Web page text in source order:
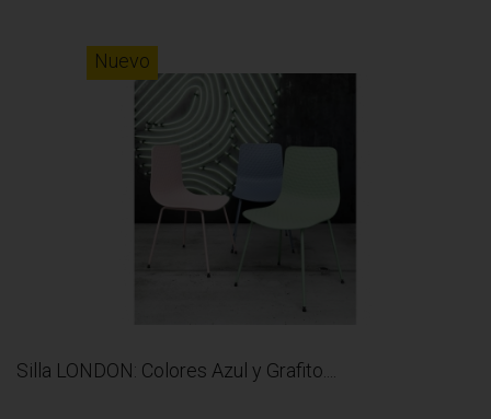
Nuevo
Silla LONDON: Colores Azul y Grafito....